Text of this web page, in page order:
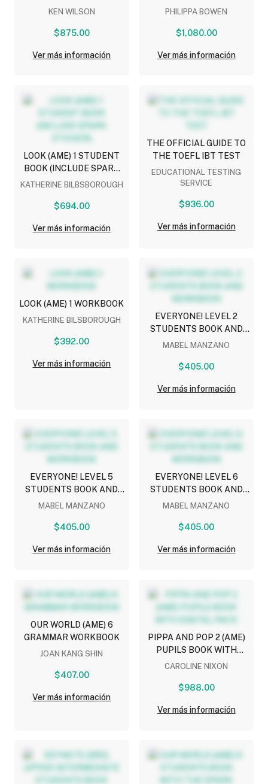
ONLINE PRACTICE
KEN WILSON
$875.00
Ver más información
WITH ONLINE PRACTICE
PHILIPPA BOWEN
$1,080.00
Ver más información
LOOK (AME) 1 STUDENT
BOOK (INCLUDE SPARK
STICKER)
KATHERINE BILBSBOROUGH
$694.00
Ver más información
THE OFFICIAL GUIDE TO
THE TOEFL IBT TEST
EDUCATIONAL TESTING
SERVICE
$936.00
Ver más información
LOOK (AME) 1 WORKBOOK
KATHERINE BILSBOROUGH
$392.00
Ver más información
EVERYONE! LEVEL 2
STUDENTS BOOK AND
WORKBOOK
MABEL MANZANO
$405.00
Ver más información
EVERYONE! LEVEL 5
STUDENTS BOOK AND
WORKBOOK
MABEL MANZANO
$405.00
Ver más información
EVERYONE! LEVEL 6
STUDENTS BOOK AND
WORKBOOK
MABEL MANZANO
$405.00
Ver más información
OUR WORLD (AME) 6
GRAMMAR WORKBOOK
JOAN KANG SHIN
$407.00
Ver más información
PIPPA AND POP 2 (AME)
PUPILS BOOK WITH
DIGITAL PACK
CAROLINE NIXON
$988.00
Ver más información